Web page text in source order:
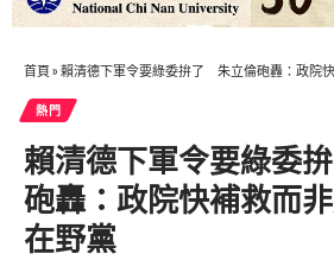
首頁 » 賴清德下軍令要綠委拚了 朱立倫砲轟：政院
熱門
賴清德下軍令要綠委
砲轟：政院快補救而
在野黨